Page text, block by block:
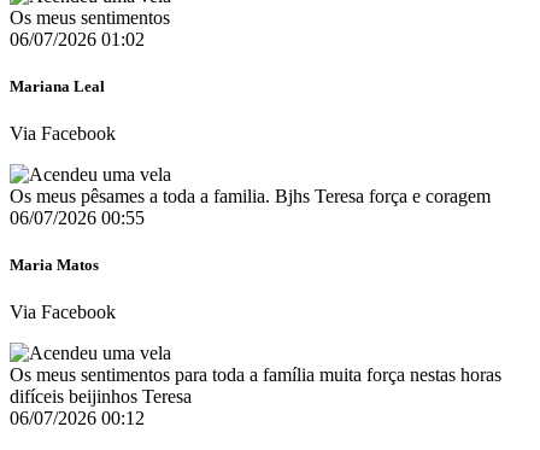
Os meus sentimentos
06/07/2026 01:02
Mariana Leal
Via Facebook
Os meus pêsames a toda a familia. Bjhs Teresa força e coragem
06/07/2026 00:55
Maria Matos
Via Facebook
Os meus sentimentos para toda a família muita força nestas horas
difíceis beijinhos Teresa
06/07/2026 00:12